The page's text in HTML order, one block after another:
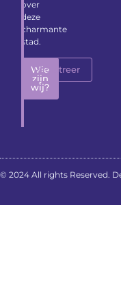
over
deze
charmante
stad.
Wie
zijn
wij?
Registreer
© 2024 All rights Reserved.